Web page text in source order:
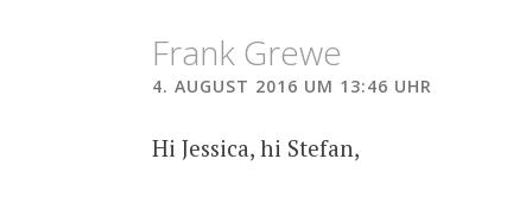
Frank Grewe
4. AUGUST 2016 UM 13:46 UHR
Hi Jessica, hi Stefan,